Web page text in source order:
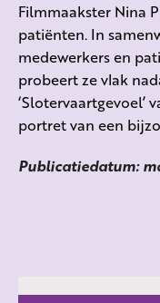
Filmmaakster Nina
patiënten. In
medewerkers en
probeert ze vlak
‘Slotervaartgevoel’
portret van een
Publicatiedatum: